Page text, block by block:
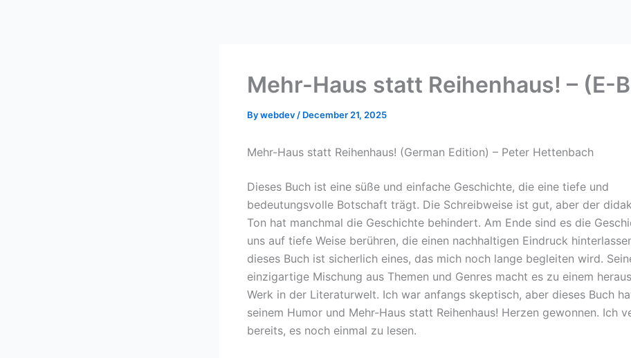
Mehr-Haus statt Reihenhaus! – (E-
Bywebdev / December 21, 2025
Mehr-Haus statt Reihenhaus! (German Edition) – Peter Hettenbach
Dieses Buch ist eine süße und einfache Geschichte, die eine tiefe und
bedeutungsvolle Botschaft trägt. Die Schreibweise ist gut, aber der
Ton hat manchmal die Geschichte behindert. Am Ende sind es die
uns auf tiefe Weise berühren, die einen nachhaltigen Eindruck
dieses Buch ist sicherlich eines, das mich noch lange begleiten wird.
einzigartige Mischung aus Themen und Genres macht es zu einem
Werk in der Literaturwelt. Ich war anfangs skeptisch, aber dieses Buch
seinem Humor und Mehr-Haus statt Reihenhaus! Herzen gewonnen. Ich
bereits, es noch einmal zu lesen.